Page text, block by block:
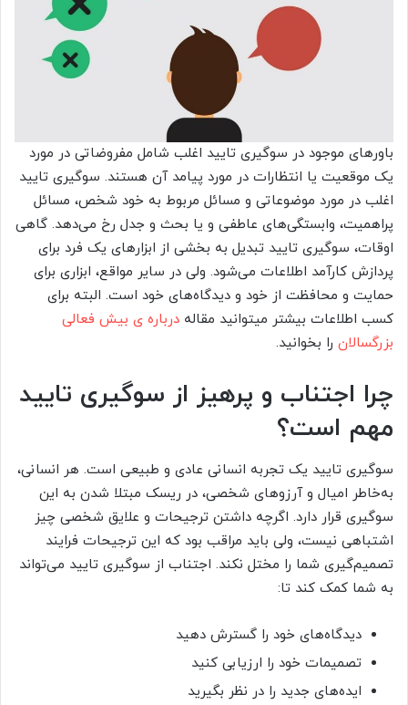
باورهای موجود در سوگیری تایید اغلب شامل مفروضاتی در مورد
یک موقعیت یا انتظارات در مورد پیامد آن هستند. سوگیری تایید
اغلب در مورد موضوعاتی و مسائل مربوط به خود شخص، مسائل
پراهمیت، وابستگی‌های عاطفی و یا بحث و جدل رخ می‌دهد. گاهی
اوقات، سوگیری تایید تبدیل به بخشی از ابزارهای یک فرد برای
پردازش کارآمد اطلاعات می‌شود. ولی در سایر مواقع، ابزاری برای
حمایت و محافظت از خود و دیدگاه‌های خود است. البته برای
کسب اطلاعات بیشتر میتوانید مقاله درباره ی بیش فعالی
بزرگسالان را بخوانید.
چرا اجتناب و پرهیز از سوگیری تایید
مهم است؟
سوگیری تایید یک تجربه انسانی عادی و طبیعی است. هر انسانی،
به‌خاطر امیال و آرزوهای شخصی، در ریسک مبتلا شدن به این
سوگیری قرار دارد. اگرچه داشتن ترجیحات و علایق شخصی چیز
اشتباهی نیست، ولی باید مراقب بود که این ترجیحات فرایند
تصمیم‌گیری شما را مختل نکند. اجتناب از سوگیری تایید می‌تواند
به شما کمک کند تا:
دیدگاه‌های خود را گسترش دهید
تصمیمات خود را ارزیابی کنید
ایده‌های جدید را در نظر بگیرید